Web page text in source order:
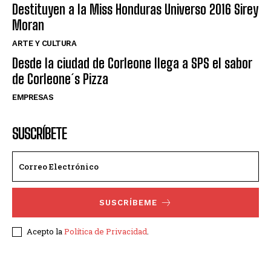
Destituyen a la Miss Honduras Universo 2016 Sirey
Moran
ARTE Y CULTURA
Desde la ciudad de Corleone llega a SPS el sabor
de Corleone´s Pizza
EMPRESAS
SUSCRÍBETE
SUSCRÍBEME
Acepto laPolítica de Privacidad.